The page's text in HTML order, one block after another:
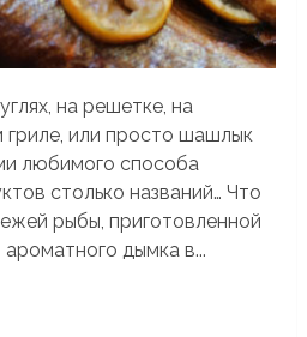
на решетке, на
гриле, или просто шашлык
любимого способа
столько названий… Что
рыбы, приготовленной
ароматного дымка в...